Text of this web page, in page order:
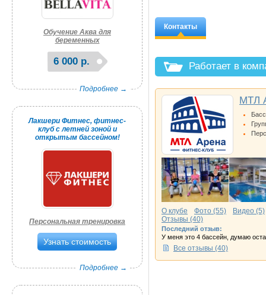
Обучение Аква для
беременных
6 000 р.
Подробнее →
Лакшери Фитнес, фитнес-
клуб с летней зоной и
открытым бассейном!
Персональная тренировка
Узнать стоимость
Подробнее →
Контакты
Работает в
МТЛ
О клубе Фото (55)
Видео (5)
Отзывы (40)
Последний отзыв:
У меня это 4 бассейн, думаю
Все отзывы (40)